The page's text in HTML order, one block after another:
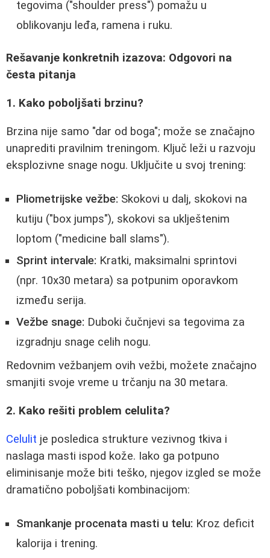
tegovima ("shoulder press") pomažu u
oblikovanju leđa, ramena i ruku.
Rešavanje konkretnih izazova: Odgovori na
česta pitanja
1. Kako poboljšati brzinu?
Brzina nije samo "dar od boga"; može se značajno
unaprediti pravilnim treningom. Ključ leži u razvoju
eksplozivne snage nogu. Uključite u svoj trening:
Pliometrijske vežbe: Skokovi u dalj, skokovi na
kutiju ("box jumps"), skokovi sa uklještenim
loptom ("medicine ball slams").
Sprint intervale: Kratki, maksimalni sprintovi
(npr. 10x30 metara) sa potpunim oporavkom
između serija.
Vežbe snage: Duboki čučnjevi sa tegovima za
izgradnju snage celih nogu.
Redovnim vežbanjem ovih vežbi, možete značajno
smanjiti svoje vreme u trčanju na 30 metara.
2. Kako rešiti problem celulita?
Celulit je posledica strukture vezivnog tkiva i
naslaga masti ispod kože. Iako ga potpuno
eliminisanje može biti teško, njegov izgled se može
dramatično poboljšati kombinacijom:
Smankanje procenata masti u telu: Kroz deficit
kalorija i trening.